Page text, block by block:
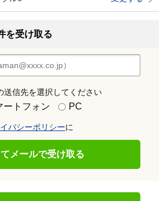
を受け取る
送信先を選択してください
ートフォン PC
バシーポリシーに
メールで受け取る